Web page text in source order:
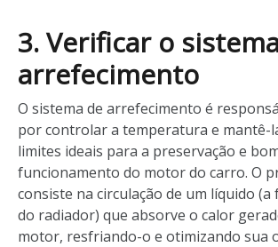
3. Verificar o
arrefecimento
O sistema de arrefecimento é
por controlar a temperatura e mantê-
limites ideais para a preservação e
funcionamento do motor do carro. O
consiste na circulação de um líquido (a
do radiador) que absorve o calor
motor, resfriando-o e otimizando sua